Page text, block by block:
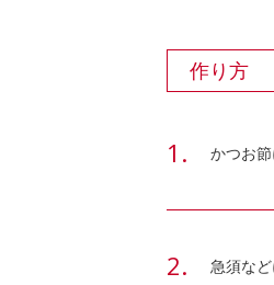
作り方
かつお
急須な